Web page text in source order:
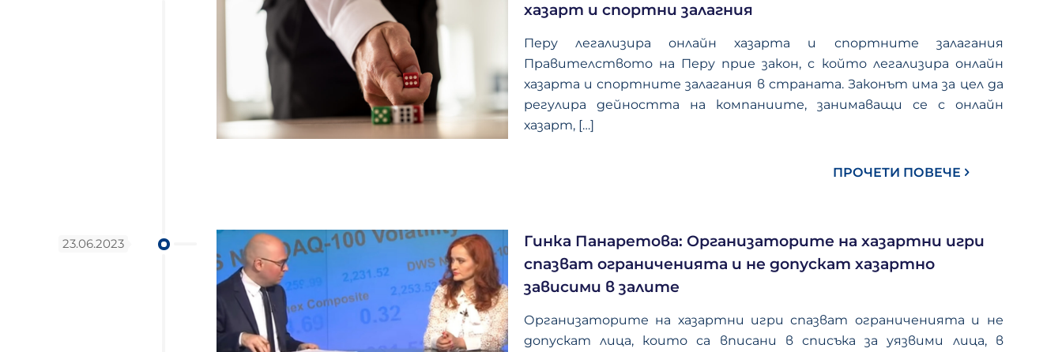
хазарт и спортни залагния
Перу легализира онлайн хазарта и спортните залагания
Правителството на Перу прие закон, с който легализира онлайн
хазарта и спортните залагания в страната. Законът има за цел да
регулира дейността на компаниите, занимаващи се с онлайн
хазарт,[…]
ПРОЧЕТИ ПОВЕЧЕ
23.06.2023
Гинка Панаретова: Организаторите на хазартни игри
спазват ограниченията и не допускат хазартно
зависими в залите
Организаторите на хазартни игри спазват ограниченията и не
допускат лица, които са вписани в списъка за уязвими лица, в